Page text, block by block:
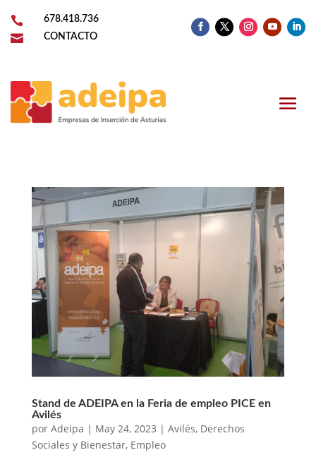
 678.418.736
 CONTACTO
Stand de ADEIPA en la Feria de empleo PICE en
Avilés
por Adeipa | May 24, 2023 | Avilés, Derechos
Sociales y Bienestar, Empleo